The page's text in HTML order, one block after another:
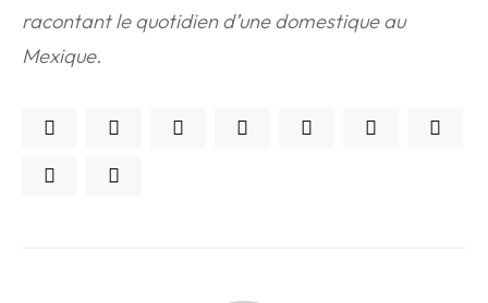
racontant le quotidien d’une domestique au
Mexique.